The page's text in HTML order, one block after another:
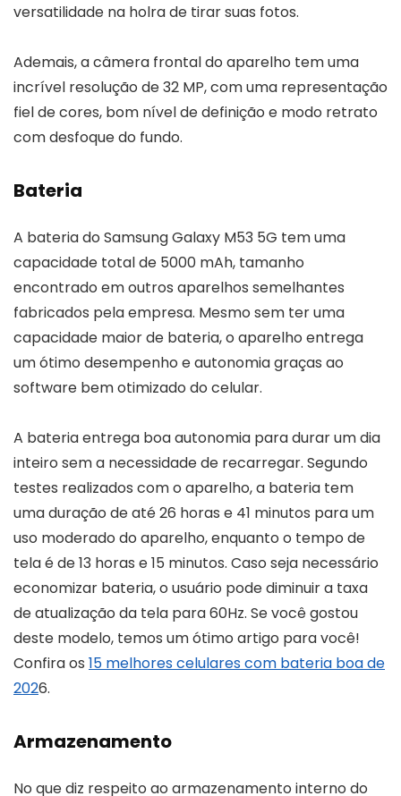
versatilidade na holra de tirar suas fotos.
Ademais, a câmera frontal do aparelho tem uma
incrível resolução de 32 MP, com uma representação
fiel de cores, bom nível de definição e modo retrato
com desfoque do fundo.
Bateria
A bateria do Samsung Galaxy M53 5G tem uma
capacidade total de 5000 mAh, tamanho
encontrado em outros aparelhos semelhantes
fabricados pela empresa. Mesmo sem ter uma
capacidade maior de bateria, o aparelho entrega
um ótimo desempenho e autonomia graças ao
software bem otimizado do celular.
A bateria entrega boa autonomia para durar um dia
inteiro sem a necessidade de recarregar. Segundo
testes realizados com o aparelho, a bateria tem
uma duração de até 26 horas e 41 minutos para um
uso moderado do aparelho, enquanto o tempo de
tela é de 13 horas e 15 minutos. Caso seja necessário
economizar bateria, o usuário pode diminuir a taxa
de atualização da tela para 60Hz. Se você gostou
deste modelo, temos um ótimo artigo para você!
Confira os 15 melhores celulares com bateria boa de
2026.
Armazenamento
No que diz respeito ao armazenamento interno do